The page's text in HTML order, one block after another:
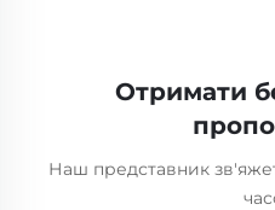
Отримати
Наш представник